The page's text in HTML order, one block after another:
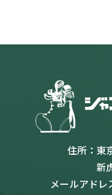
住所： 東
新
メールアドレ